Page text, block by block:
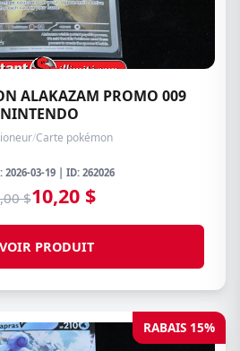
ALAKAZAM PROMO 009
NINTENDO
/Carte pokémon
03-19 | ID: 262026
$10,20 $
VOIR PRODUIT
RABAIS 15%